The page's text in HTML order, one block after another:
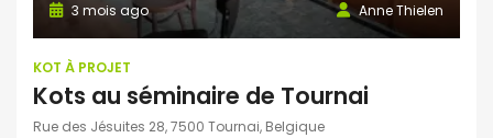
Anne Thielen
3 mois ago
KOT À PROJET
Kots au séminaire de Tournai
Rue des Jésuites 28, 7500 Tournai, Belgique